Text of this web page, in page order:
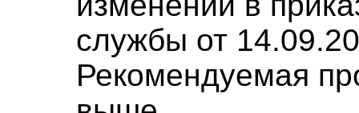
службы от
Рекомендуемая